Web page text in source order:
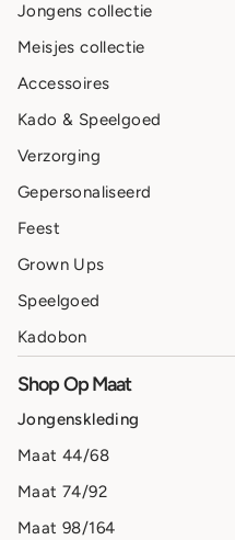
Jongens collectie
Meisjes collectie
Accessoires
Kado & Speelgoed
Verzorging
Gepersonaliseerd
Feest
Grown Ups
Speelgoed
Kadobon
Shop Op Maat
Jongenskleding
Maat 44/68
Maat 74/92
Maat 98/164